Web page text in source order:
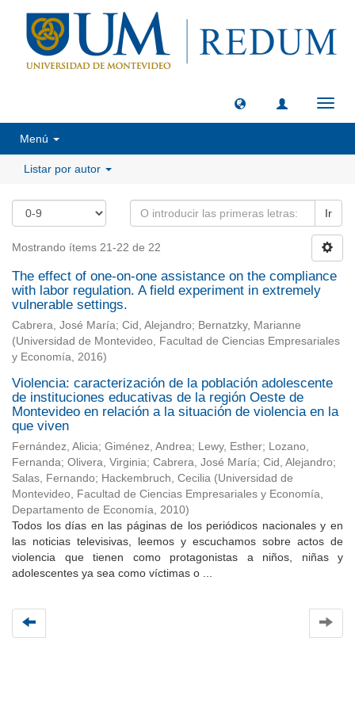
Menú
Listar por autor
Ir
Mostrando ítems 21-22 de 22
The effect of one-on-one assistance on the compliance
with labor regulation. A field experiment in extremely
vulnerable settings.
Cabrera, José María; Cid, Alejandro; Bernatzky, Marianne
(Universidad de Montevideo, Facultad de Ciencias Empresariales
y Economía, 2016)
Violencia: caracterización de la población adolescente
de instituciones educativas de la región Oeste de
Montevideo en relación a la situación de violencia en la
que viven
Fernández, Alicia; Giménez, Andrea; Lewy, Esther; Lozano,
Fernanda; Olivera, Virginia; Cabrera, José María; Cid, Alejandro;
Salas, Fernando; Hackembruch, Cecilia (Universidad de
Montevideo, Facultad de Ciencias Empresariales y Economía,
Departamento de Economía, 2010)
Todos los días en las páginas de los periódicos nacionales y en
las noticias televisivas, leemos y escuchamos sobre actos de
violencia que tienen como protagonistas a niños, niñas y
adolescentes ya sea como víctimas o ...